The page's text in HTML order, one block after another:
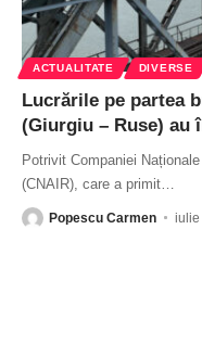
ACTUALITATE DIVERSE
Lucrările pe partea
(Giurgiu – Ruse) au
Potrivit Companiei
(CNAIR), care a primit
Popescu Carmen iulie